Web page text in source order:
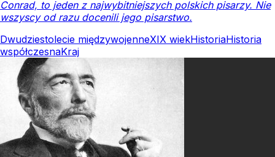
Conrad, to jeden z najwybitniejszych polskich pisarzy. Nie
wszyscy od razu docenili jego pisarstwo.
Dwudziestolecie międzywojenneXIX wiekHistoriaHistoria
współczesnaKraj